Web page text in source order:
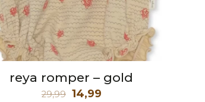
reya romper – gold
29,99 Oorspronkelijke
14,99Huidige